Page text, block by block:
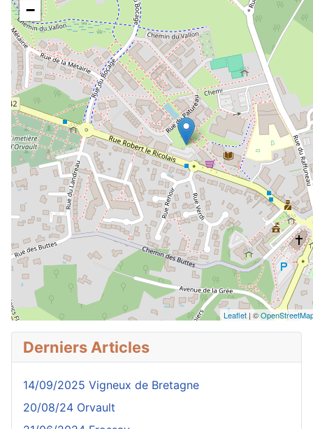
−
Leaflet | ©
Derniers Articles
14/09/2025 Vigneux de Bretagne
20/08/24 Orvault